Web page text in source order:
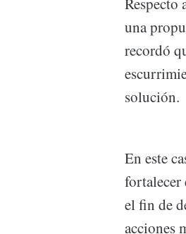
una
recordó
solución.
En este
fortalecer
el fin de
acciones